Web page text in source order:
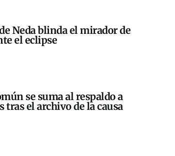
Neda blinda el mirador de
el eclipse
se suma al respaldo a
tras el archivo de la causa